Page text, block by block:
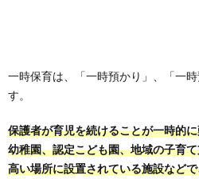
一時保育は、「一時預かり」、「一
す。
保護者が育児を続けることが一時的
幼稚園、認定こども園、地域の子育
高い場所に設置されている施設など